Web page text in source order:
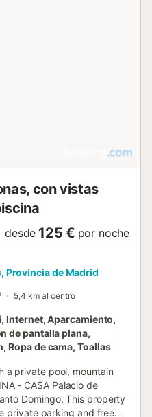
con vistas
desde 125 € por noche
Provincia de Madrid
5,4 km al centro
Internet, Aparcamiento,
de pantalla plana,
Ropa de cama, Toallas
a private pool, mountain
- CASA Palacio de
Domingo. This property
private parking and free